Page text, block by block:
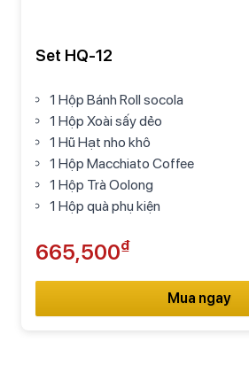
Set HQ-12
1 Hộp Bánh Roll socola
1 Hộp Xoài sấy dẻo
1 Hũ Hạt nho khô
1 Hộp Macchiato Coffee
1 Hộp Trà Oolong
1 Hộp quà phụ kiện
665,500₫
Mua ngay